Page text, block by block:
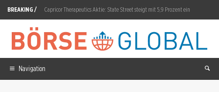
BREAKING / Capricor Therapeutics Aktie: State Street steigt mit 5,9 Prozent ein
Micron Technology Aktie: 9650-SSD mit Microchip
Kontron Aktie: EBITDA springt 20 Prozent
Navigation